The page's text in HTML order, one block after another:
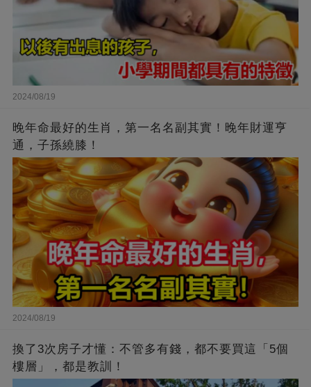
2024/08/19
晚年命最好的生肖，第一名名副其實！晚年財運亨
通，子孫繞膝！
2024/08/19
換了3次房子才懂：不管多有錢，都不要買這「5個
樓層」，都是教訓！